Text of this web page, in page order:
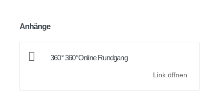
Anhänge
360° 360°Online Rundgang
Link öffnen